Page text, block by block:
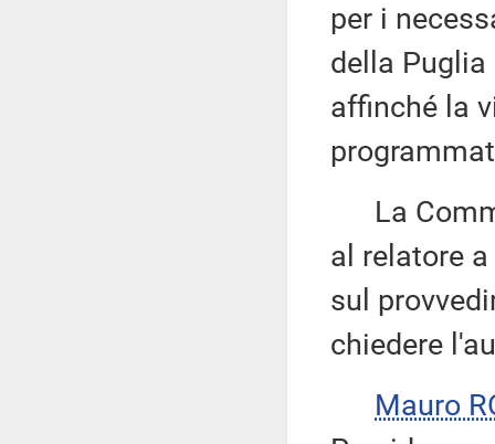
per i
della
affinché la
La
al relatore
sul
chiedere
Mauro